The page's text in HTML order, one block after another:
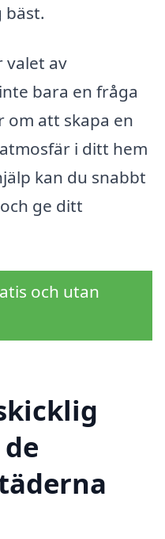
bäst.
valet av
bara en fråga
om att skapa en
i ditt hem
kan du snabbt
ge ditt
och utan